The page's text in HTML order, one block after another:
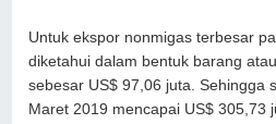
Untuk ekspor nonmigas terbesar
diketahui dalam bentuk barang
sebesar US$ 97,06 juta. Sehingga
Maret 2019 mencapai US$ 305,73